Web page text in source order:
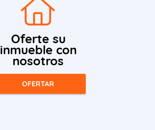
Oferte su
inmueble con
nosotros
OFERTAR